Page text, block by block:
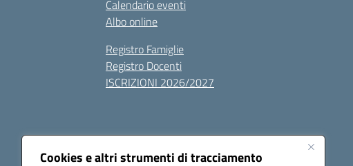
Cookies e altri strumenti di tracciamento
Calendario eventi
Albo online
Registro Famiglie
Registro Docenti
ISCRIZIONI 2026/2027